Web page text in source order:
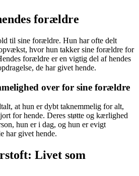
forældre
til sine forældre. Hun har ofte delt
hvor hun takker sine forældre for
forældre er en vigtig del af hendes
de har givet hende.
over for sine forældre
at hun er dybt taknemmelig for alt,
for hende. Deres støtte og kærlighed
hun er i dag, og hun er evigt
har givet hende.
Livet som